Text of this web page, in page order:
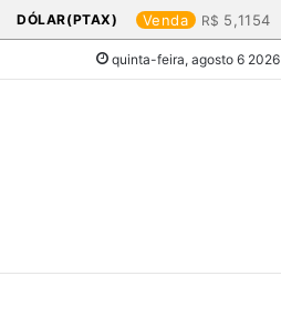
DÓLAR(PTAX) Venda 5,1154
quinta-feira, agosto 6 2026